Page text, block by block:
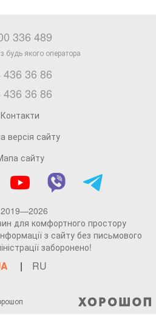
336 489
436 36 86
436 36 86
Контакти
версія сайту
сайту
для комфортного простору
з сайту без письмового
заборонено!
RU